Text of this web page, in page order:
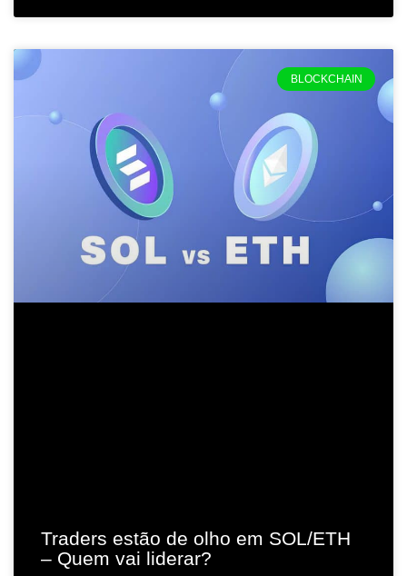
BLOCKCHAIN
Traders estão de olho em SOL/ETH
– Quem vai liderar?